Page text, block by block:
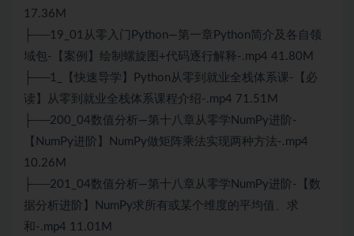
17.36M
├──19_01从零入门Python—第一章Python简介及各自领
域包-【案例】绘制螺旋图+代码逐行解释-.mp4 41.80M
├──1_【快速导学】Python从零到就业全栈体系课-【必
读】从零到就业全栈体系课程介绍-.mp4 71.51M
├──200_04数值分析—第十八章从零学NumPy进阶-
【NumPy进阶】NumPy做矩阵乘法实现两种方法-.mp4
10.26M
├──201_04数值分析—第十八章从零学NumPy进阶-【数
据分析进阶】NumPy求所有或某个维度的平均值、求
和-.mp4 11.01M